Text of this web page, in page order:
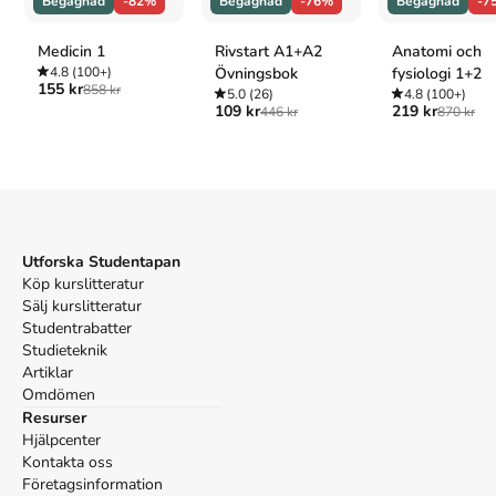
Medicin 1
4.8 (100+)
155 kr858 kr
Rivstart A1+A2
Övningsbok
5.0 (26)
109 kr446 kr
Anatomi och
fysiologi 1+2
4.8 (100+)
219 kr870 kr
Utforska Studentapan
Köp kurslitteratur
Sälj kurslitteratur
Studentrabatter
Studieteknik
Artiklar
Omdömen
Resurser
Hjälpcenter
Kontakta oss
Företagsinformation